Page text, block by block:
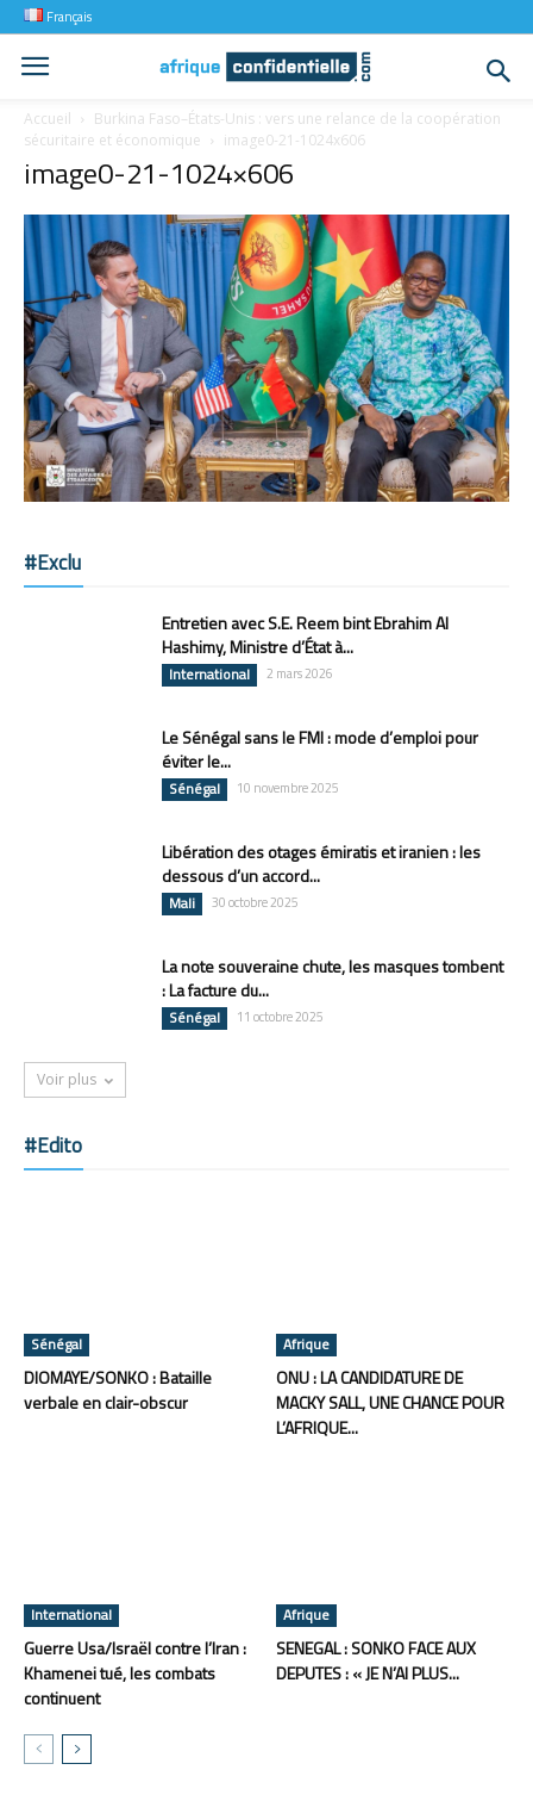
Français
Accueil
Burkina Faso–États-Unis : vers une relance de la coopération
sécuritaire et économique
image0-21-1024x606
image0-21-1024×606
#Exclu
Entretien avec S.E. Reem bint Ebrahim Al
Hashimy, Ministre d’État à...
International 2 mars 2026
Le Sénégal sans le FMI : mode d’emploi pour
éviter le...
Sénégal 10 novembre 2025
Libération des otages émiratis et iranien : les
dessous d’un accord...
Mali 30 octobre 2025
La note souveraine chute, les masques tombent
: La facture du...
Sénégal 11 octobre 2025
Voir plus
#Edito
Sénégal
DIOMAYE/SONKO : Bataille
verbale en clair-obscur
Afrique
ONU : LA CANDIDATURE DE
MACKY SALL, UNE CHANCE POUR
L’AFRIQUE...
International
Guerre Usa/Israël contre l’Iran :
Khamenei tué, les combats
continuent
Afrique
SENEGAL : SONKO FACE AUX
DEPUTES : « JE N’AI PLUS...